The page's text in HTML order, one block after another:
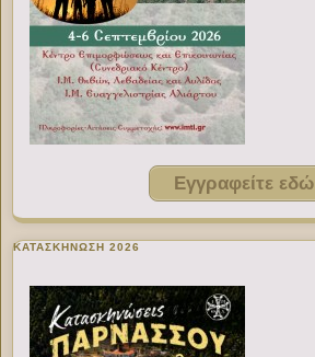
Εγγραφείτε εδώ
ΚΑΤΑΣΚΗΝΩΣΗ 2026